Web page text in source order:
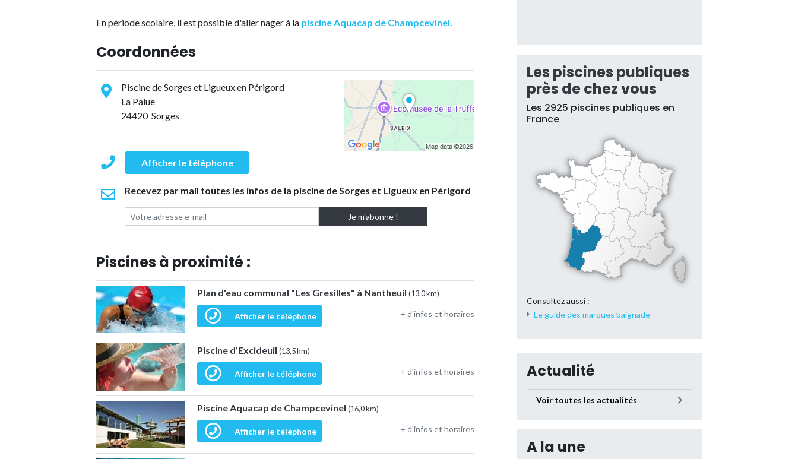
En période scolaire, il est possible d'aller nager à la piscine Aquacap de Champcevinel.
Coordonnées
Piscine de Sorges et Ligueux en Périgord
La Palue
24420 Sorges
Afficher le téléphone
Recevez par mail toutes les infos de la piscine de Sorges et Ligueux en Périgord
Piscines à proximité :
Plan d'eau communal "Les Gresilles" à Nantheuil (13,0 km)
Afficher le téléphone + d'infos et horaires
Piscine d’Excideuil (13,5 km)
Afficher le téléphone + d'infos et horaires
Piscine Aquacap de Champcevinel (16,0 km)
Afficher le téléphone + d'infos et horaires
Les piscines publiques
près de chez vous
Les 2925 piscines publiques en
France
Consultez aussi :
Le guide des marques baignade
Actualité
Voir toutes les actualités
A la une